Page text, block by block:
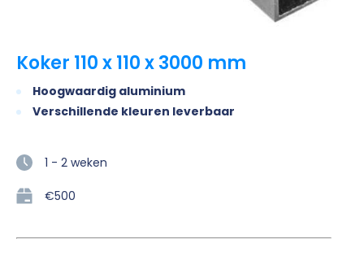
Koker 110 x 110 x 3000 mm
Hoogwaardig aluminium
Verschillende kleuren leverbaar
1 - 2 weken
€500